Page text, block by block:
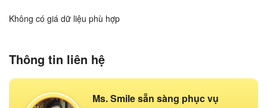
Không có giá dữ liệu phù hợp
Thông tin liên hệ
Ms. Smile sẵn sàng phục vụ